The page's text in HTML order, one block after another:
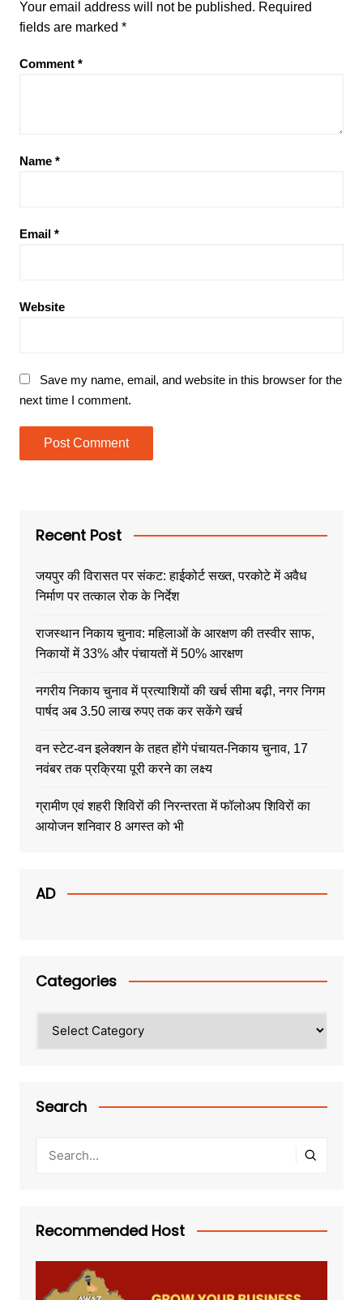
Your email address will not be published. Required
fields are marked *
Comment *
Name *
Email *
Website
Save my name, email, and website in this browser for the
next time I comment.
Recent Post
जयपुर की विरासत पर संकट: हाईकोर्ट सख्त, परकोटे में अवैध
निर्माण पर तत्काल रोक के निर्देश
राजस्थान निकाय चुनाव: महिलाओं के आरक्षण की तस्वीर साफ,
निकायों में 33% और पंचायतों में 50% आरक्षण
नगरीय निकाय चुनाव में प्रत्याशियों की खर्च सीमा बढ़ी, नगर निगम
पार्षद अब 3.50 लाख रुपए तक कर सकेंगे खर्च
वन स्टेट-वन इलेक्शन के तहत होंगे पंचायत-निकाय चुनाव, 17
नवंबर तक प्रक्रिया पूरी करने का लक्ष्य
ग्रामीण एवं शहरी शिविरों की निरन्तरता में फॉलोअप शिविरों का
आयोजन शनिवार 8 अगस्त को भी
AD
Categories
Search
Recommended Host